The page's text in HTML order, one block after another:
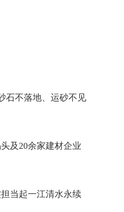
石不落地、运砂不见
及20余家建材企业
当起一江清水永续